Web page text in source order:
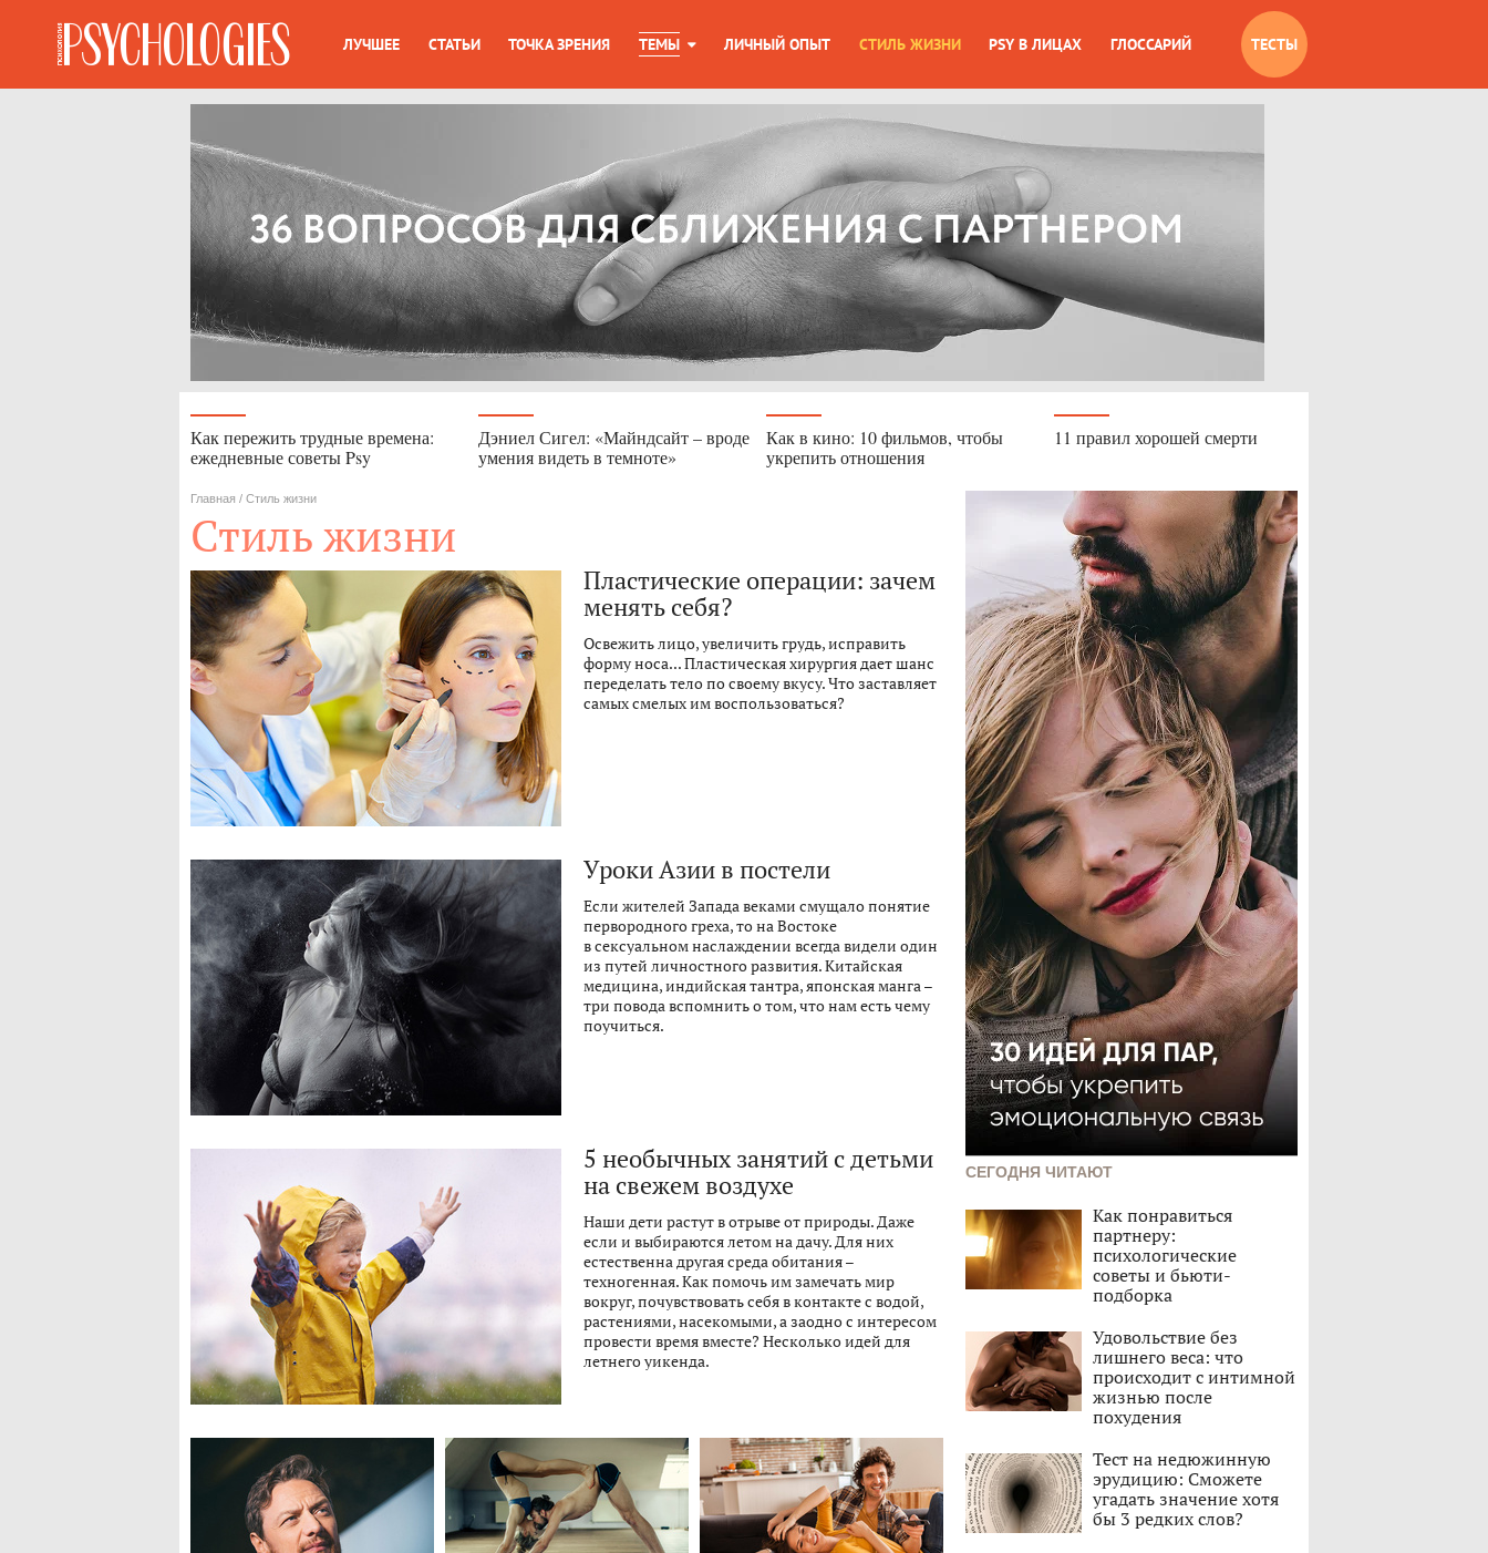
ЛУЧШЕЕ СТАТЬИ ТОЧКА ЗРЕНИЯ ТЕМЫ ЛИЧНЫЙ ОПЫТ СТИЛЬ ЖИЗНИ PSY В ЛИЦАХ ГЛОССАРИЙ ТЕСТЫ
Как пережить трудные времена:
ежедневные советы Psy
Дэниел Сигел: «Майндсайт – вроде
умения видеть в темноте»
Как в кино: 10 фильмов, чтобы
укрепить отношения
11 правил хорошей смерти
Главная / Стиль жизни
Стиль жизни
Пластические операции: зачем
менять себя?
Освежить лицо, увеличить грудь, исправить
форму носа... Пластическая хирургия дает шанс
переделать тело по своему вкусу. Что заставляет
самых смелых им воспользоваться?
Уроки Азии в постели
Если жителей Запада веками смущало понятие
первородного греха, то на Востоке
в сексуальном наслаждении всегда видели один
из путей личностного развития. Китайская
медицина, индийская тантра, японская манга –
три повода вспомнить о том, что нам есть чему
поучиться.
5 необычных занятий с детьми
на свежем воздухе
Наши дети растут в отрыве от природы. Даже
если и выбираются летом на дачу. Для них
естественна другая среда обитания –
техногенная. Как помочь им замечать мир
вокруг, почувствовать себя в контакте с водой,
растениями, насекомыми, а заодно с интересом
провести время вместе? Несколько идей для
летнего уикенда.
СЕГОДНЯ ЧИТАЮТ
Как понравиться
партнеру:
психологические
советы и бьюти-
подборка
Удовольствие без
лишнего веса: что
происходит с интимной
жизнью после
похудения
Тест на недюжинную
эрудицию: Сможете
угадать значение хотя
бы 3 редких слов?